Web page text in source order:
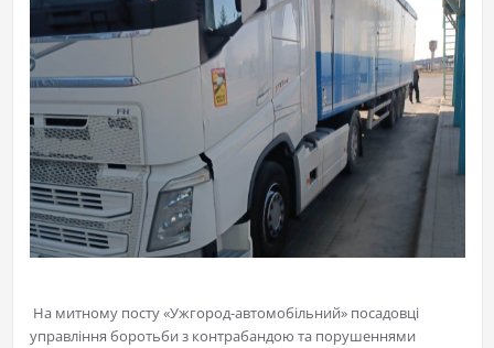
На митному посту «Ужгород-автомобільний» посадовці
управління боротьби з контрабандою та порушеннями